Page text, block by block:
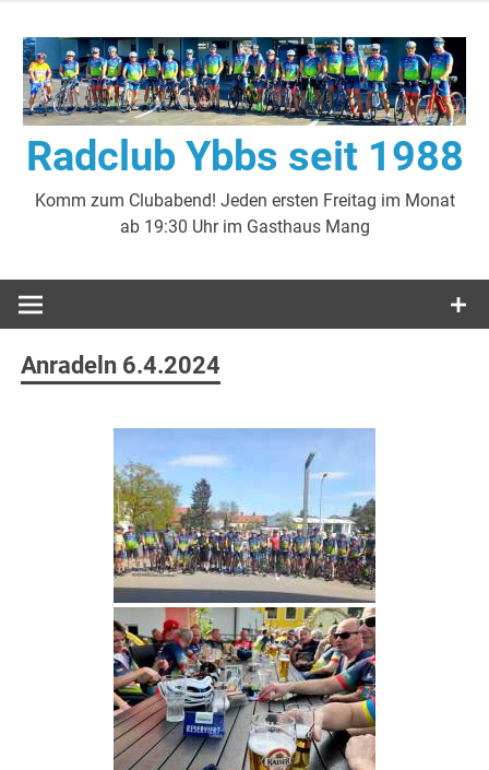
Inhalt
springen
Radclub Ybbs seit 1988
Komm zum Clubabend! Jeden ersten Freitag im Monat
ab 19:30 Uhr im Gasthaus Mang
Anradeln 6.4.2024